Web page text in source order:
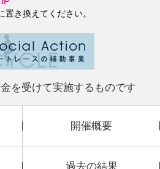
き換えてください。
を受けて実施するものです
開催概要
過去の結果